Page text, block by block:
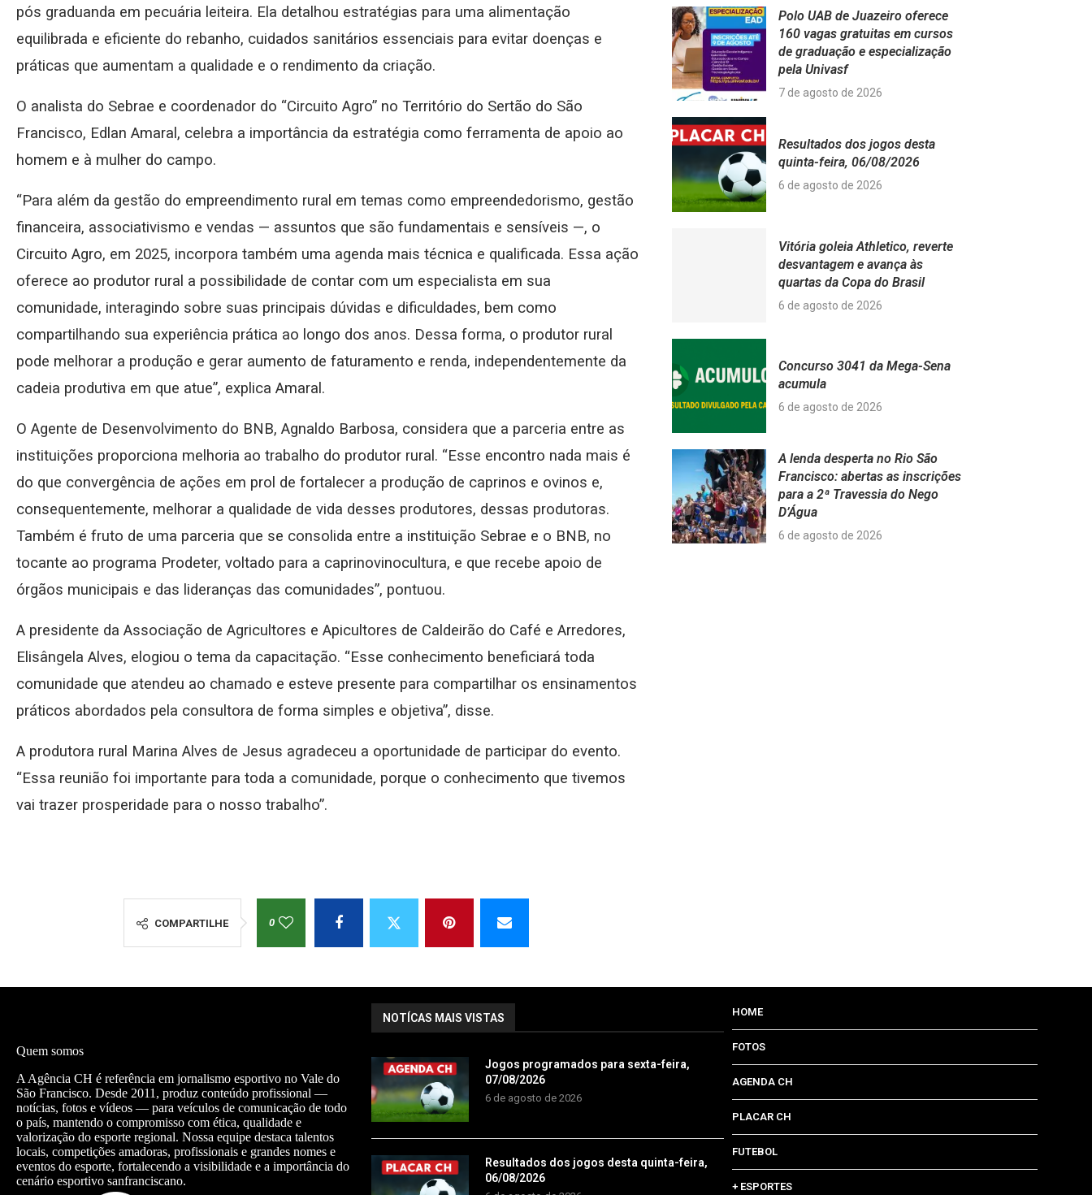
pós graduanda em pecuária leiteira. Ela detalhou estratégias para uma alimentação
equilibrada e eficiente do rebanho, cuidados sanitários essenciais para evitar doenças e
práticas que aumentam a qualidade e o rendimento da criação.
O analista do Sebrae e coordenador do “Circuito Agro” no Território do Sertão do São
Francisco, Edlan Amaral, celebra a importância da estratégia como ferramenta de apoio ao
homem e à mulher do campo.
“Para além da gestão do empreendimento rural em temas como empreendedorismo, gestão
financeira, associativismo e vendas — assuntos que são fundamentais e sensíveis —, o
Circuito Agro, em 2025, incorpora também uma agenda mais técnica e qualificada. Essa ação
oferece ao produtor rural a possibilidade de contar com um especialista em sua
comunidade, interagindo sobre suas principais dúvidas e dificuldades, bem como
compartilhando sua experiência prática ao longo dos anos. Dessa forma, o produtor rural
pode melhorar a produção e gerar aumento de faturamento e renda, independentemente da
cadeia produtiva em que atue”, explica Amaral.
O Agente de Desenvolvimento do BNB, Agnaldo Barbosa, considera que a parceria entre as
instituições proporciona melhoria ao trabalho do produtor rural. “Esse encontro nada mais é
do que convergência de ações em prol de fortalecer a produção de caprinos e ovinos e,
consequentemente, melhorar a qualidade de vida desses produtores, dessas produtoras.
Também é fruto de uma parceria que se consolida entre a instituição Sebrae e o BNB, no
tocante ao programa Prodeter, voltado para a caprinovinocultura, e que recebe apoio de
órgãos municipais e das lideranças das comunidades”, pontuou.
A presidente da Associação de Agricultores e Apicultores de Caldeirão do Café e Arredores,
Elisângela Alves, elogiou o tema da capacitação. “Esse conhecimento beneficiará toda
comunidade que atendeu ao chamado e esteve presente para compartilhar os ensinamentos
práticos abordados pela consultora de forma simples e objetiva”, disse.
A produtora rural Marina Alves de Jesus agradeceu a oportunidade de participar do evento.
“Essa reunião foi importante para toda a comunidade, porque o conhecimento que tivemos
vai trazer prosperidade para o nosso trabalho”.
COMPARTILHE 0
Polo UAB de Juazeiro oferece
160 vagas gratuitas em cursos
de graduação e especialização
pela Univasf
7 de agosto de 2026
Resultados dos jogos desta
quinta-feira, 06/08/2026
6 de agosto de 2026
Vitória goleia Athletico, reverte
desvantagem e avança às
quartas da Copa do Brasil
6 de agosto de 2026
Concurso 3041 da Mega-Sena
acumula
6 de agosto de 2026
A lenda desperta no Rio São
Francisco: abertas as inscrições
para a 2ª Travessia do Nego
D’Água
6 de agosto de 2026
Quem somos
A Agência CH é referência em jornalismo esportivo no Vale do
São Francisco. Desde 2011, produz conteúdo profissional —
notícias, fotos e vídeos — para veículos de comunicação de todo
o país, mantendo o compromisso com ética, qualidade e
valorização do esporte regional. Nossa equipe destaca talentos
locais, competições amadoras, profissionais e grandes nomes e
eventos do esporte, fortalecendo a visibilidade e a importância do
cenário esportivo sanfranciscano.
NOTÍCAS MAIS VISTAS
Jogos programados para sexta-feira,
07/08/2026
6 de agosto de 2026
Resultados dos jogos desta quinta-feira,
06/08/2026
HOME
FOTOS
AGENDA CH
PLACAR CH
FUTEBOL
+ ESPORTES